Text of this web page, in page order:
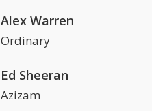
Alex Warren
Ordinary
Ed Sheeran
Azizam